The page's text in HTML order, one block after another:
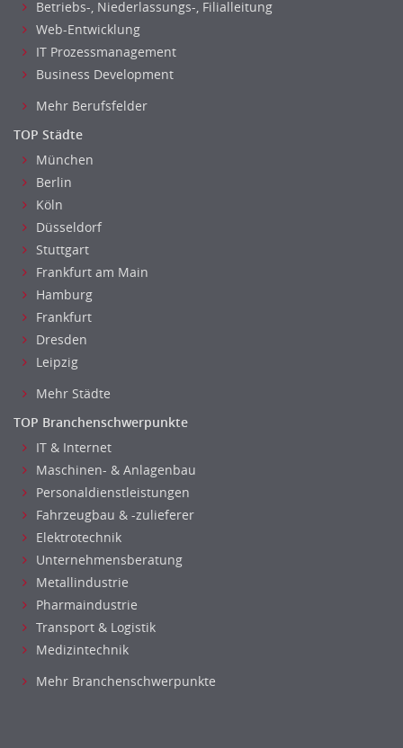
Betriebs-, Niederlassungs-, Filialleitung
Web-Entwicklung
IT Prozessmanagement
Business Development
Mehr Berufsfelder
TOP Städte
München
Berlin
Köln
Düsseldorf
Stuttgart
Frankfurt am Main
Hamburg
Frankfurt
Dresden
Leipzig
Mehr Städte
TOP Branchenschwerpunkte
IT & Internet
Maschinen- & Anlagenbau
Personaldienstleistungen
Fahrzeugbau & -zulieferer
Elektrotechnik
Unternehmensberatung
Metallindustrie
Pharmaindustrie
Transport & Logistik
Medizintechnik
Mehr Branchenschwerpunkte